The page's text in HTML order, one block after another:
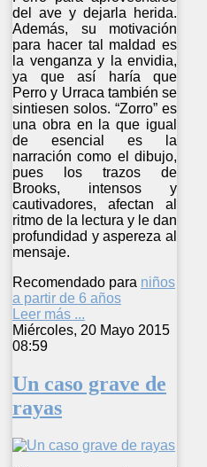
del ave y dejarla herida.
Además, su motivación
para hacer tal maldad es
la venganza y la envidia,
ya que así haría que
Perro y Urraca también se
sintiesen solos. “Zorro” es
una obra en la que igual
de esencial es la
narración como el dibujo,
pues los trazos de
Brooks, intensos y
cautivadores, afectan al
ritmo de la lectura y le dan
profundidad y aspereza al
mensaje.
Recomendado para niños
a partir de 6 años
Leer más ...
Miércoles, 20 Mayo 2015
08:59
Un caso grave de
rayas